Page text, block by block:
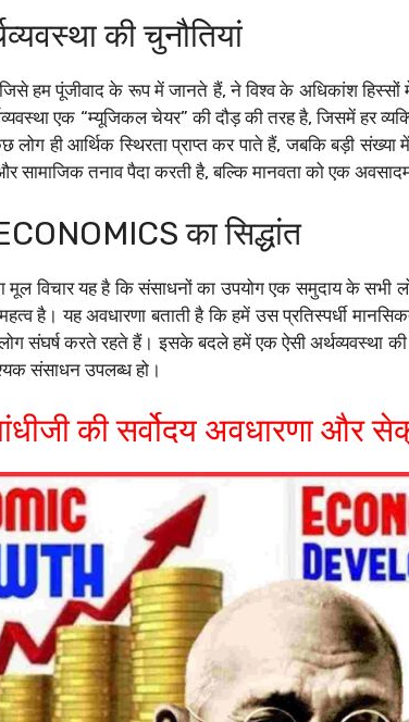
की चुनौतियां
हम पूंजीवाद के रूप में जानते हैं, ने विश्व के अधिकांश हिस्सों
एक “म्यूजिकल चेयर” की दौड़ की तरह है, जिसमें हर
ही आर्थिक स्थिरता प्राप्त कर पाते हैं, जबकि बड़ी संख्या
सामाजिक तनाव पैदा करती है, बल्कि मानवता को एक
का सिद्धांत
विचार यह है कि संसाधनों का उपयोग एक समुदाय के सभी
है। यह अवधारणा बताती है कि हमें उस प्रतिस्पर्धी
संघर्ष करते रहते हैं। इसके बदले हमें एक ऐसी अर्थव्यवस्था
संसाधन उपलब्ध हो।
की सर्वोदय अवधारणा और